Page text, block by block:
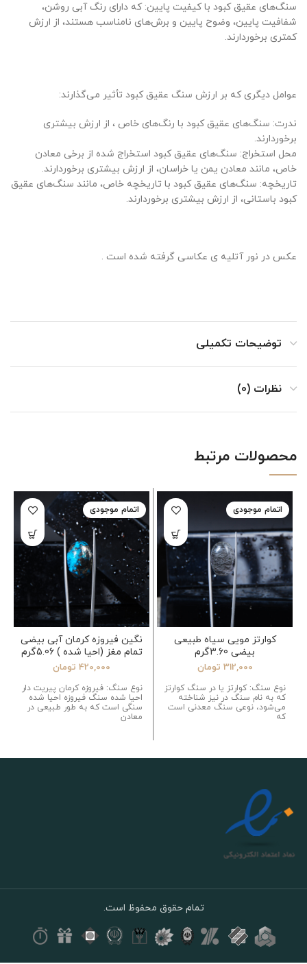
سنگ‌های عقیق کبود با کیفیت پایین: که دارای رنگ آبی روشن،
شفافیت پایین، وضوح پایین و برش‌های نامناسب هستند، از ارزش
کمتری برخوردارند.
عوامل دیگری که بر ارزش سنگ عقیق کبود تأثیر می‌گذارند:
ندرت: سنگ‌های عقیق کبود با رنگ‌های خاص ، از ارزش بیشتری
برخوردارند.
محل استخراج: سنگ‌های عقیق کبود استخراج شده از برخی معادن
خاص، مانند معادن یمن یا خراسان، از ارزش بیشتری برخوردارند.
تاریخچه: سنگ‌های عقیق کبود با تاریخچه خاص، مانند سنگ‌های عقیق
کبود باستانی، از ارزش بیشتری برخوردارند.
عکس در نور آتلیه ی عکاسی گرفته شده است .
توضیحات تکمیلی
نظرات (0)
محصولات مرتبط
اتمام موجودی
کوارتز مویی سیاه طبیعی
بیضی 3.60گرم
312,000 تومان
نوع سنگ: کوارتز یا در سنگ کوارتز
که به نام سنگ در نیز شناخته
می‌شود، نوعی سنگ معدنی است
که
اتمام موجودی
نگین فیروزه کرمان آبی بیضی
تمام مغز (احیا شده ) 5.06گرم
420,000 تومان
نوع سنگ: فیروزه کرمان پیریت دار
احیا شده سنگ فیروزه احیا شده
سنگی است که به طور طبیعی در
معادن
تمام حقوق محفوظ است.